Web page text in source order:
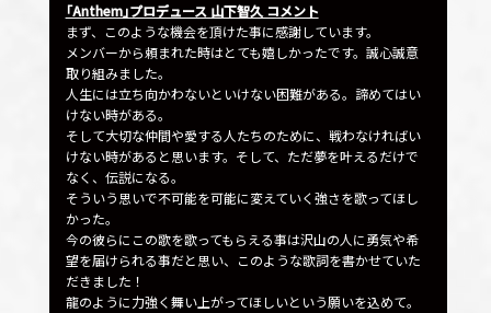
｢Anthem｣プロデュース 山下智久 コメント
まず、このような機会を頂けた事に感謝しています。
メンバーから頼まれた時はとても嬉しかったです。誠心誠意
取り組みました。
人生には立ち向かわないといけない困難がある。諦めてはい
けない時がある。
そして大切な仲間や愛する人たちのために、戦わなければい
けない時があると思います。そして、ただ夢を叶えるだけで
なく、伝説になる。
そういう思いで不可能を可能に変えていく強さを歌ってほし
かった。
今の彼らにこの歌を歌ってもらえる事は沢山の人に勇気や希
望を届けられる事だと思い、このような歌詞を書かせていた
だきました！
龍のように力強く舞い上がってほしいという願いを込めて。